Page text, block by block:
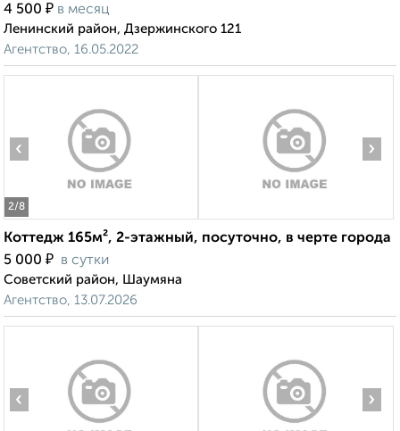
4 500 ₽ в месяц
Ленинский район, Дзержинского 121
Агентство, 16.05.2022
2/8
‹ ›
Коттедж 165м², 2-этажный, посуточно, в черте города
5 000 ₽ в сутки
Советский район, Шаумяна
Агентство, 13.07.2026
‹ ›